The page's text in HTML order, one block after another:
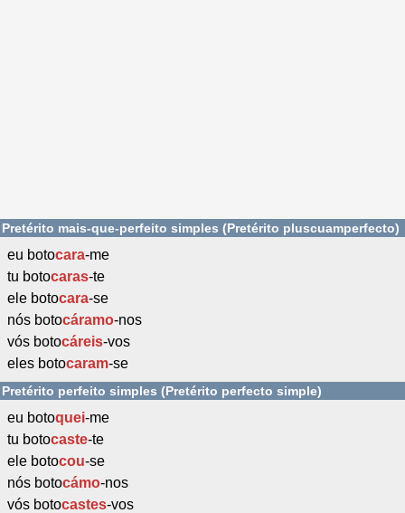
Pretérito mais-que-perfeito simples (Pretérito pluscuamperfecto)
eu botocara-me
tu botocaras-te
ele botocara-se
nós botocáramo-nos
vós botocáreis-vos
eles botocaram-se
Pretérito perfeito simples (Pretérito perfecto simple)
eu botoquei-me
tu botocaste-te
ele botocou-se
nós botocámo-nos
vós botocastes-vos